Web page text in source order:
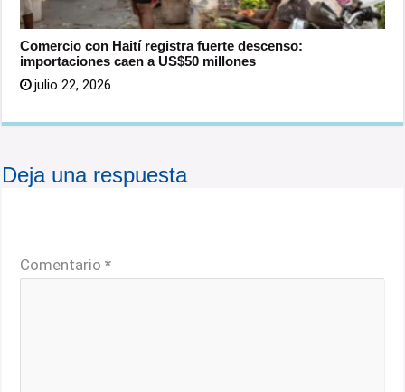
Comercio con Haití registra fuerte descenso:
importaciones caen a US$50 millones
julio 22, 2026
Deja una respuesta
Comentario*